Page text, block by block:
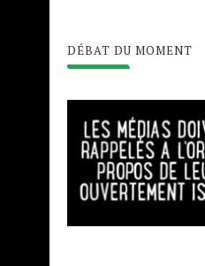
DÉBAT DU MOMENT